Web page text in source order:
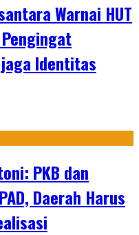
Warnai HUT
Identitas
PKB dan
Daerah Harus